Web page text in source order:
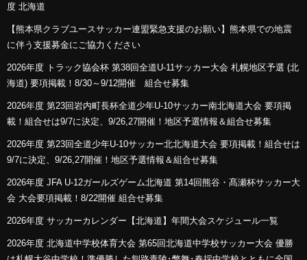
度 北海道
【熊本県クラブユースサッカー連盟緊急支援のお願い】熊本県での地震
に伴う支援募金にご協力ください
2026年度 トラック協会杯 第38回全道U-11サッカー大会 札幌地区予選 (北
海道) 要項掲載！8/30～9/12開催 組合せ募集
2026年度 第23回岩内町長杯全道少年U-10サッカー南北海道大会 要項掲
載！組合せは9/7に決定、9/26,27開催！地区予選情報＆組合せ募集
2026年度 第23回全道少年U-10サッカー北北海道大会 要項掲載！組合せは
9/7に決定、9/26,27開催！地区予選情報＆組合せ募集
2026年度 JFA U-12ガールズゲーム北海道 第14回熊谷・髙瀬杯サッカー大
会 大会要項掲載！8/22開催 組合せ募集
2026年度 サッカーカレンダー【北海道】年間大会スケジュール一覧
2026年度 北海道中学校体育大会 第65回北海道中学校サッカー大会 優勝